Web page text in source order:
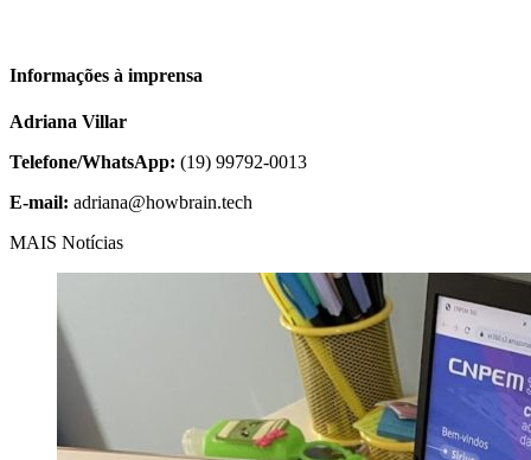
Informações à imprensa
Adriana Villar
Telefone/WhatsApp: (19) 99792-0013
E-mail: adriana@howbrain.tech
MAIS Notícias